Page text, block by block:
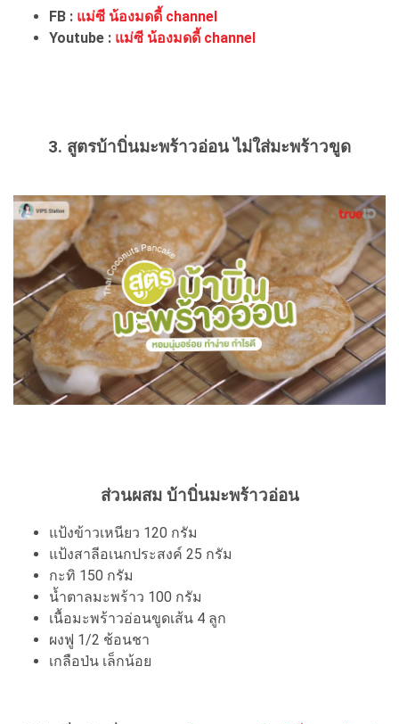
FB : แม่ซี น้องมดดี้ channel
Youtube : แม่ซี น้องมดดี้ channel
3. สูตรบ้าบิ่นมะพร้าวอ่อน ไม่ใส่มะพร้าวขูด
ส่วนผสม บ้าบิ่นมะพร้าวอ่อน
แป้งข้าวเหนียว 120 กรัม
แป้งสาลีอเนกประสงค์ 25 กรัม
กะทิ 150 กรัม
น้ำตาลมะพร้าว 100 กรัม
เนื้อมะพร้าวอ่อนขูดเส้น 4 ลูก
ผงฟู 1/2 ช้อนชา
เกลือป่น เล็กน้อย